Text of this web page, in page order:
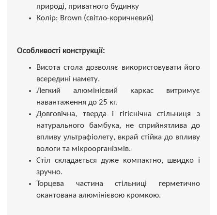
природі, приватного будинку
Колір: Brown (світло-коричневий)
Особливості конструкції:
Висота стола дозволяє використовувати його
всередині намету.
Легкий алюмінієвий каркас витримує
навантаження до 25 кг.
Довговічна, тверда і гігієнічна стільниця з
натурального бамбука, не сприйнятлива до
впливу ультрафіолету, вкрай стійка до впливу
вологи та мікроорганізмів.
Стіл складається дуже компактно, швидко і
зручно.
Торцева частина стільниці герметично
окантована алюмінієвою кромкою.